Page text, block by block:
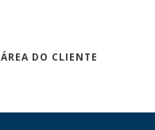
ÁREA DO CLIENTE